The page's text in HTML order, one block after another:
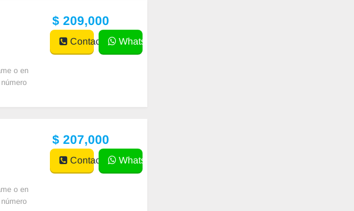
o en
$ 209,000
Contactar WhatsApp
o en
$ 207,000
Contactar WhatsApp